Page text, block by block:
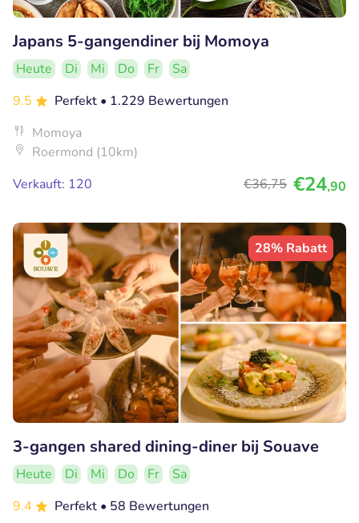
Japans 5-gangendiner bij Momoya
Heute Di Mi Do Fr
Sa
9.5
Perfekt • 1.229 Bewertungen
Momoya
Roermond (10km)
Verkauft: 120
€36,75 €24,90
28% Rabatt
3-gangen shared dining-diner bij Souave
Heute Di Mi Do Fr
Sa
9.4
Perfekt • 58 Bewertungen